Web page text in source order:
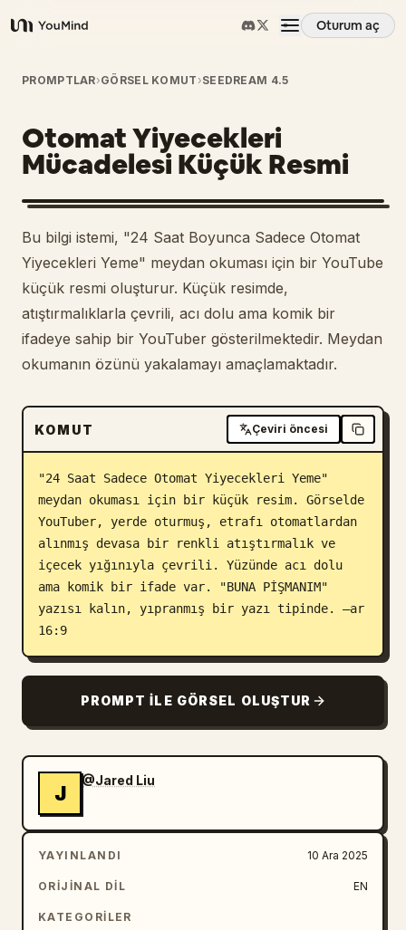
YouMind
Oturum aç
Genel Bakış
Kullanım Senaryoları
Beceriler
İstemler
Fiyatlandırma
İndir
Blog
Güncellemeler
PROMPTLAR›GÖRSEL KOMUT ›SEEDREAM 4.5
Otomat Yiyecekleri
Mücadelesi Küçük Resmi
Bu bilgi istemi, "24 Saat Boyunca Sadece Otomat
Yiyecekleri Yeme" meydan okuması için bir YouTube
küçük resmi oluşturur. Küçük resimde,
atıştırmalıklarla çevrili, acı dolu ama komik bir
ifadeye sahip bir YouTuber gösterilmektedir. Meydan
okumanın özünü yakalamayı amaçlamaktadır.
KOMUT Çeviri öncesi
"24 Saat Sadece Otomat Yiyecekleri Yeme"
meydan okuması için bir küçük resim. Görselde
YouTuber, yerde oturmuş, etrafı otomatlardan
alınmış devasa bir renkli atıştırmalık ve
içecek yığınıyla çevrili. Yüzünde acı dolu
ama komik bir ifade var. "BUNA PİŞMANIM"
yazısı kalın, yıpranmış bir yazı tipinde. –ar
16:9
PROMPT ILE GÖRSEL OLUŞTUR
J
@Jared Liu
YAYINLANDI 10 Ara 2025
ORIJINAL DIL EN
KATEGORILER